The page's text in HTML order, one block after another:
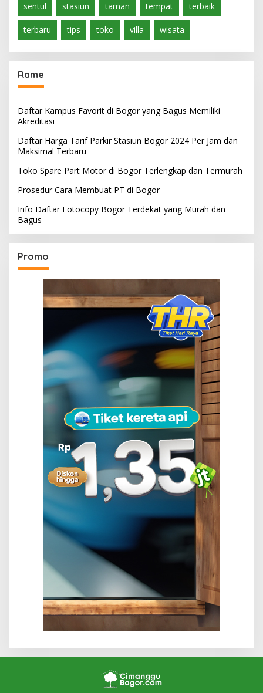
sentul stasiun taman tempat terbaik
terbaru tips toko villa wisata
Rame
Daftar Kampus Favorit di Bogor yang Bagus Memiliki
Akreditasi
Daftar Harga Tarif Parkir Stasiun Bogor 2024 Per Jam dan
Maksimal Terbaru
Toko Spare Part Motor di Bogor Terlengkap dan Termurah
Prosedur Cara Membuat PT di Bogor
Info Daftar Fotocopy Bogor Terdekat yang Murah dan
Bagus
Promo